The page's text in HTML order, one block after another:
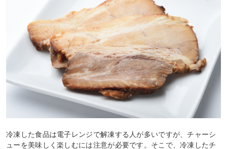
冷凍した食品は電子レンジで解凍する人が多いですが、チャーシ
ューを美味しく楽しむには注意が必要です。そこで、冷凍したチ